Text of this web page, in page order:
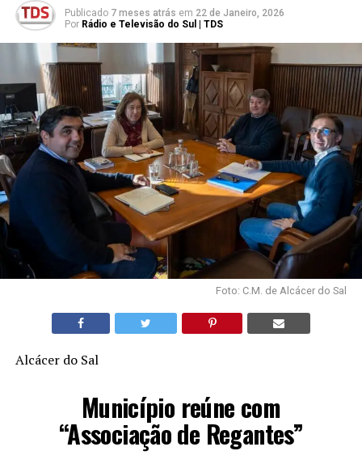
Publicado 7 meses atrás em 22 de Janeiro, 2026
Por Rádio e Televisão do Sul | TDS
Foto: C.M. de Alcácer do Sal
Alcácer do Sal
Município reúne com
“Associação de Regantes”